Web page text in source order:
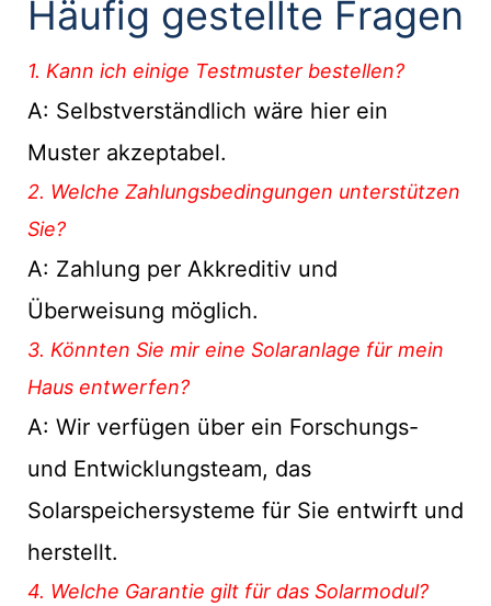
Häufig gestellte Fragen
1. Kann ich einige Testmuster bestellen?
A: Selbstverständlich wäre hier ein
Muster akzeptabel.
2. Welche Zahlungsbedingungen unterstützen
Sie?
A: Zahlung per Akkreditiv und
Überweisung möglich.
3. Könnten Sie mir eine Solaranlage für mein
Haus entwerfen?
A: Wir verfügen über ein Forschungs-
und Entwicklungsteam, das
Solarspeichersysteme für Sie entwirft und
herstellt.
4. Welche Garantie gilt für das Solarmodul?